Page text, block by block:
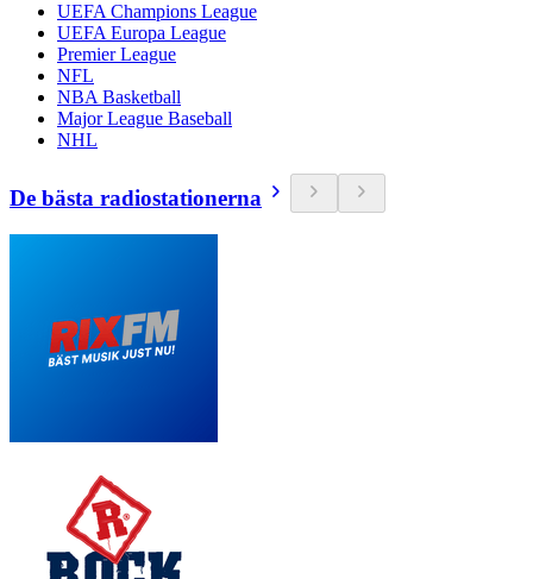
UEFA Champions League
UEFA Europa League
Premier League
NFL
NBA Basketball
Major League Baseball
NHL
De bästa radiostationerna